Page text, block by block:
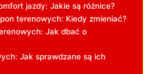
jazdy: Jakie są różnice?
terenowych:⁣ Kiedy‌ zmieniać?
Jak dbać o
⁣Jak sprawdzane są ich